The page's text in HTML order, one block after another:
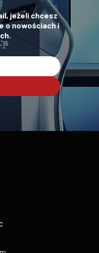
jeżeli chcesz
o nowościach i